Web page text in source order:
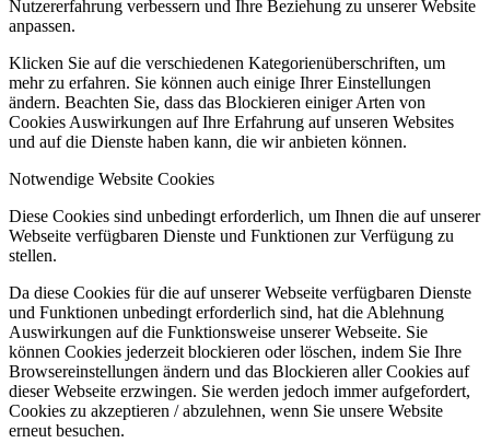
Nutzererfahrung verbessern und Ihre Beziehung zu unserer Website
anpassen.
Klicken Sie auf die verschiedenen Kategorienüberschriften, um
mehr zu erfahren. Sie können auch einige Ihrer Einstellungen
ändern. Beachten Sie, dass das Blockieren einiger Arten von
Cookies Auswirkungen auf Ihre Erfahrung auf unseren Websites
und auf die Dienste haben kann, die wir anbieten können.
Notwendige Website Cookies
Diese Cookies sind unbedingt erforderlich, um Ihnen die auf unserer
Webseite verfügbaren Dienste und Funktionen zur Verfügung zu
stellen.
Da diese Cookies für die auf unserer Webseite verfügbaren Dienste
und Funktionen unbedingt erforderlich sind, hat die Ablehnung
Auswirkungen auf die Funktionsweise unserer Webseite. Sie
können Cookies jederzeit blockieren oder löschen, indem Sie Ihre
Browsereinstellungen ändern und das Blockieren aller Cookies auf
dieser Webseite erzwingen. Sie werden jedoch immer aufgefordert,
Cookies zu akzeptieren / abzulehnen, wenn Sie unsere Website
erneut besuchen.